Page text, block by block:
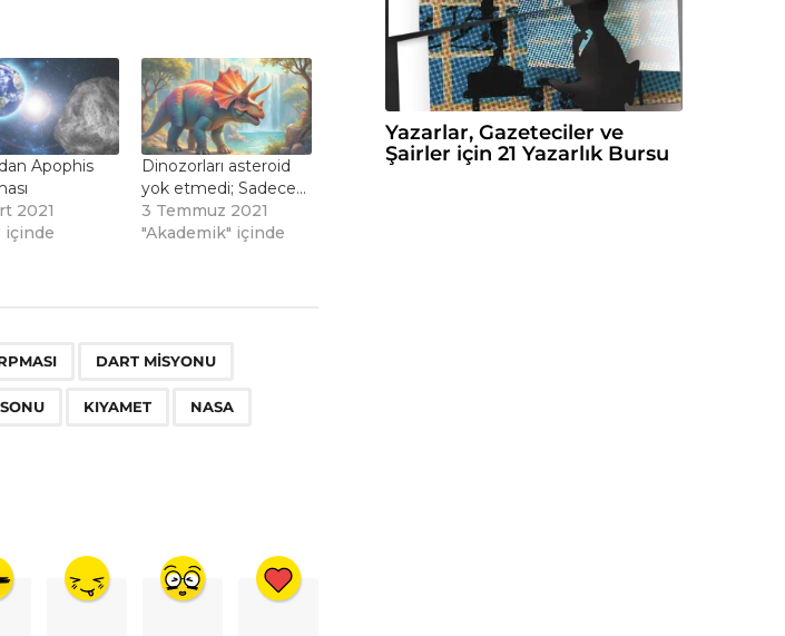
Apophis
2021
içinde
Dinozorları asteroid
yok etmedi; Sadece…
3 Temmuz 2021
"Akademik" içinde
DART MISYONU
KIYAMET NASA
Yazarlar, Gazeteciler ve
Şairler için 21 Yazarlık Bursu